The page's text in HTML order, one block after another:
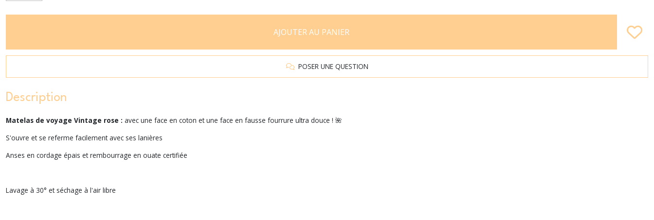
AJOUTER AU PANIER
POSER UNE QUESTION
Description
Matelas de voyage Vintage rose : avec une face en coton et une face en fausse fourrure ultra douce ! 🌺
S'ouvre et se referme facilement avec ses lanières
Anses en cordage épais et rembourrage en ouate certifiée
Lavage à 30° et séchage à l'air libre